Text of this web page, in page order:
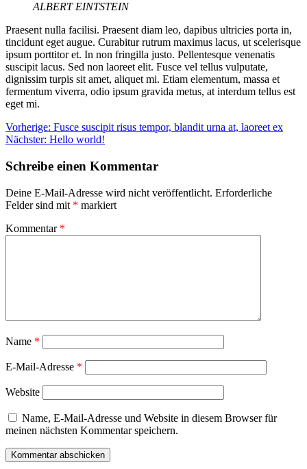
ALBERT EINTSTEIN
Praesent nulla facilisi. Praesent diam leo, dapibus ultricies porta in,
tincidunt eget augue. Curabitur rutrum maximus lacus, ut scelerisque
ipsum porttitor et. In non fringilla justo. Pellentesque venenatis
suscipit lacus. Sed non laoreet elit. Fusce vel tellus vulputate,
dignissim turpis sit amet, aliquet mi. Etiam elementum, massa et
fermentum viverra, odio ipsum gravida metus, at interdum tellus est
eget mi.
Beitragsnavigation
Vorherige: Fusce suscipit risus tempor, blandit urna at, laoreet ex
Nächster: Hello world!
Schreibe einen Kommentar
Deine E-Mail-Adresse wird nicht veröffentlicht. Erforderliche
Felder sind mit * markiert
Kommentar *
Name *
E-Mail-Adresse *
Website
Name, E-Mail-Adresse und Website in diesem Browser für
meinen nächsten Kommentar speichern.